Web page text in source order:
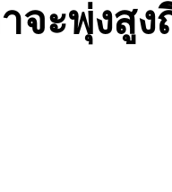
ะพุ่งสูง